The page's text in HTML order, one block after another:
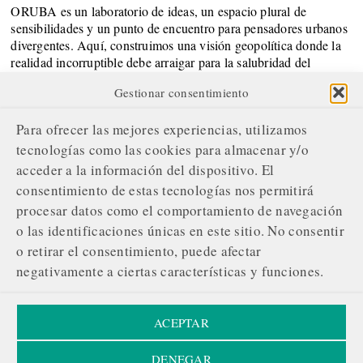
Gestionar consentimiento
Para ofrecer las mejores experiencias, utilizamos
tecnologías como las cookies para almacenar y/o
acceder a la información del dispositivo. El
consentimiento de estas tecnologías nos permitirá
procesar datos como el comportamiento de navegación
o las identificaciones únicas en este sitio. No consentir
o retirar el consentimiento, puede afectar
negativamente a ciertas características y funciones.
ACEPTAR
DENEGAR
ORUBA es un laboratorio de ideas, un espacio plural de
sensibilidades y un punto de encuentro para pensadores urbanos
divergentes. Aquí, construimos una visión geopolítica donde la
realidad incorruptible debe arraigar para la salubridad del
¿Quiénes somos?
Nuestro compromiso editorial
Servicios de gestión publicitaria
Contacta con nosotros
¡ÚNETE A NUESTRA REVOLUCIÓN!